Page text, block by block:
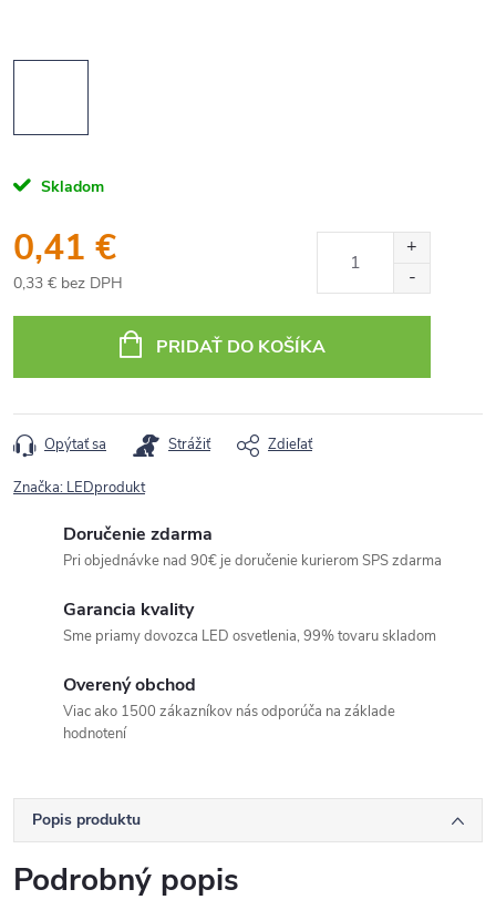
Skladom
0,41 €
0,33 € bez DPH
cena:
PRIDAŤ DO KOŠÍKA
Opýtať sa Strážiť Zdieľať
Značka: LEDprodukt
Doručenie zdarma
Pri objednávke nad 90€ je doručenie kurierom SPS zdarma
Garancia kvality
Sme priamy dovozca LED osvetlenia, 99% tovaru skladom
Overený obchod
Viac ako 1500 zákazníkov nás odporúča na základe
hodnotení
Popis produktu
Podrobný popis